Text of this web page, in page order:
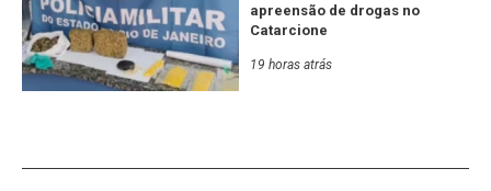
apreensão de drogas no
Catarcione
19 horas atrás